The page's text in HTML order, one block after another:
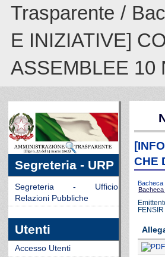
Trasparente /
E INIZIATIVE]
ASSEMBLEE 10
Segreteria - URP
Segreteria - Ufficio
Relazioni Pubbliche
Utenti
Accesso Utenti
CHE
Bacheca
FENSIR